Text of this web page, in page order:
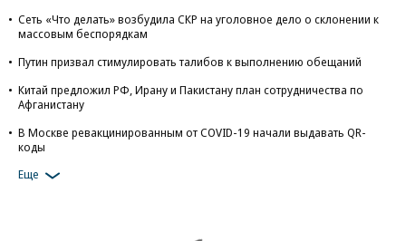
Сеть «Что делать» возбудила СКР на уголовное дело о склонении к
массовым беспорядкам
Путин призвал стимулировать талибов к выполнению обещаний
Китай предложил РФ, Ирану и Пакистану план сотрудничества по
Афганистану
В Москве ревакцинированным от COVID-19 начали выдавать QR-
коды
Еще